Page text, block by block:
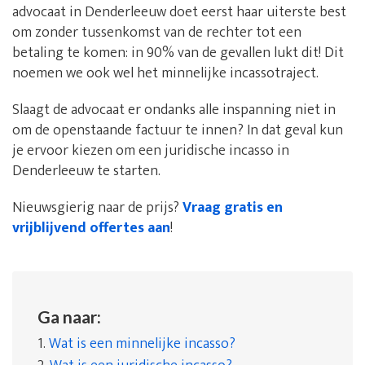
advocaat in Denderleeuw doet eerst haar uiterste best
om zonder tussenkomst van de rechter tot een
betaling te komen: in 90% van de gevallen lukt dit! Dit
noemen we ook wel het minnelijke incassotraject.
Slaagt de advocaat er ondanks alle inspanning niet in
om de openstaande factuur te innen? In dat geval kun
je ervoor kiezen om een juridische incasso in
Denderleeuw te starten.
Nieuwsgierig naar de prijs?Vraag gratis en
vrijblijvend offertes aan!
Ga naar:
1.Wat is een minnelijke incasso?